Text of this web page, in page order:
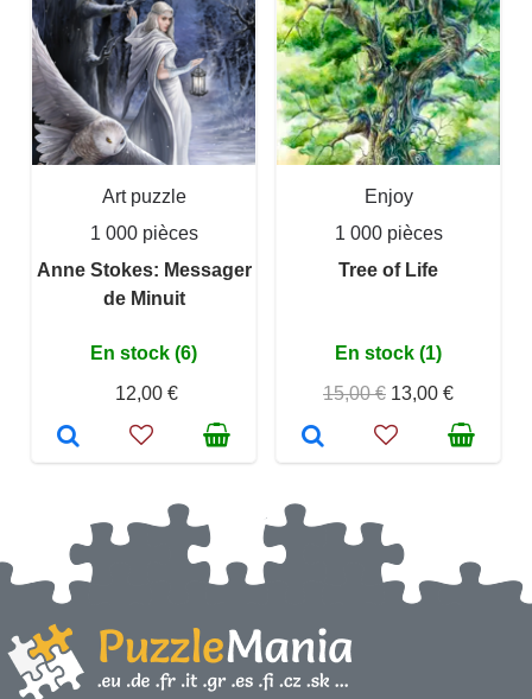
Art puzzle
1 000 pièces
Anne Stokes: Messager
de Minuit
En stock (6)
12,00 €
Enjoy
1 000 pièces
Tree of Life
En stock (1)
15,00 € 13,00 €